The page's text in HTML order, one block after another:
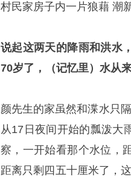
村民家房子内一片狼藉 潮
说起这两天的降雨和洪水
70岁了，（记忆里）水从
颜先生的家虽然和渫水只
从17日夜间开始的瓢泼大
察，一开始看那个水位，
距离只剩四五十厘米了，